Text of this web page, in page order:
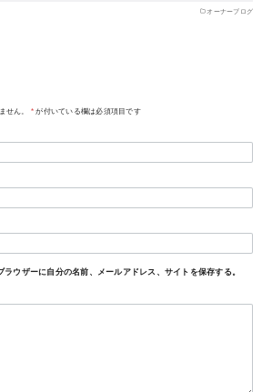
オーナーブログ
せん。 * が付いている欄は必須項目です
ウザーに自分の名前、メールアドレス、サイトを保存する。